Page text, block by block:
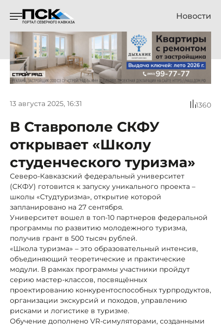
Новости
13 августа 2025, 16:31 1360
В Ставрополе СКФУ
открывает «Школу
студенческого туризма»
Северо-Кавказский федеральный университет
(СКФУ) готовится к запуску уникального проекта –
школы «Студтуризма», открытие которой
запланировано на 27 сентября.
Университет вошел в топ-10 партнеров федеральной
программы по развитию молодежного туризма,
получив грант в 500 тысяч рублей.
«Школа туризма» – это образовательный интенсив,
объединяющий теоретические и практические
модули. В рамках программы участники пройдут
серию мастер-классов, посвящённых
проектированию конкурентоспособных турпродуктов,
организации экскурсий и походов, управлению
рисками и логистике в туризме.
Обучение дополнено VR-симуляторами, созданными